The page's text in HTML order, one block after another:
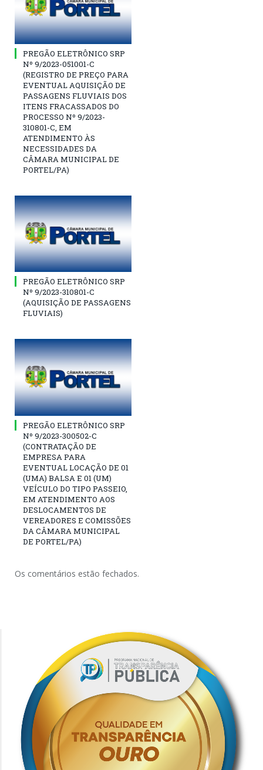
PREGÃO ELETRÔNICO SRP
Nº 9/2023-051001-C
(REGISTRO DE PREÇO PARA
EVENTUAL AQUISIÇÃO DE
PASSAGENS FLUVIAIS DOS
ITENS FRACASSADOS DO
PROCESSO Nº 9/2023-
310801-C, EM
ATENDIMENTO ÀS
NECESSIDADES DA
CÂMARA MUNICIPAL DE
PORTEL/PA)
PREGÃO ELETRÔNICO SRP
Nº 9/2023-310801-C
(AQUISIÇÃO DE PASSAGENS
FLUVIAIS)
PREGÃO ELETRÔNICO SRP
Nº 9/2023-300502-C
(CONTRATAÇÃO DE
EMPRESA PARA
EVENTUAL LOCAÇÃO DE 01
(UMA) BALSA E 01 (UM)
VEÍCULO DO TIPO PASSEIO,
EM ATENDIMENTO AOS
DESLOCAMENTOS DE
VEREADORES E COMISSÕES
DA CÂMARA MUNICIPAL
DE PORTEL/PA)
Os comentários estão fechados.